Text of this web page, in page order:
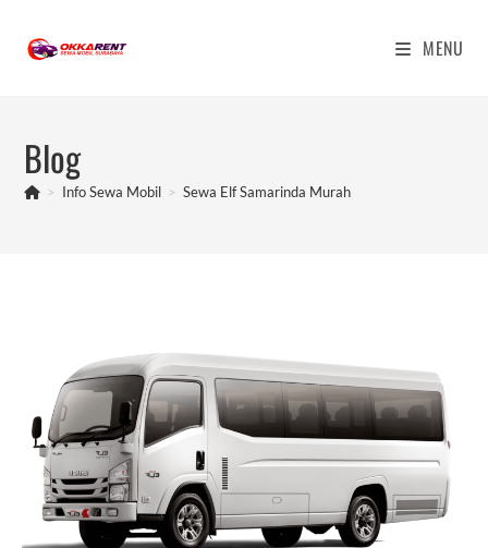
content
MENU
Blog
> Info Sewa Mobil > Sewa Elf Samarinda Murah